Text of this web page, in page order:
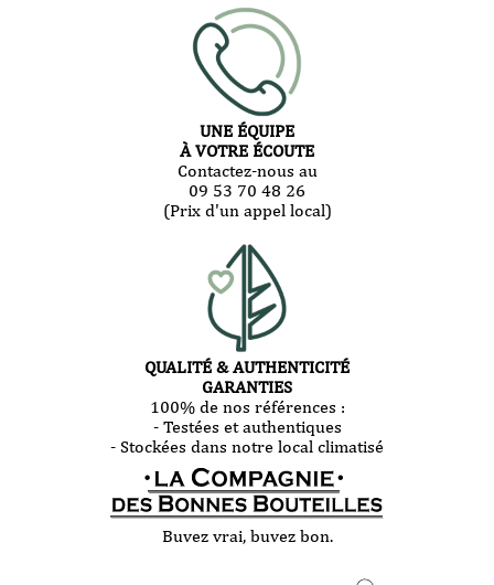
UNE ÉQUIPE
À VOTRE ÉCOUTE
Contactez-nous au
09 53 70 48 26
(Prix d'un appel local)
QUALITÉ & AUTHENTICITÉ
GARANTIES
100% de nos références :
- Testées et authentiques
- Stockées dans notre local climatisé
Buvez vrai, buvez bon.